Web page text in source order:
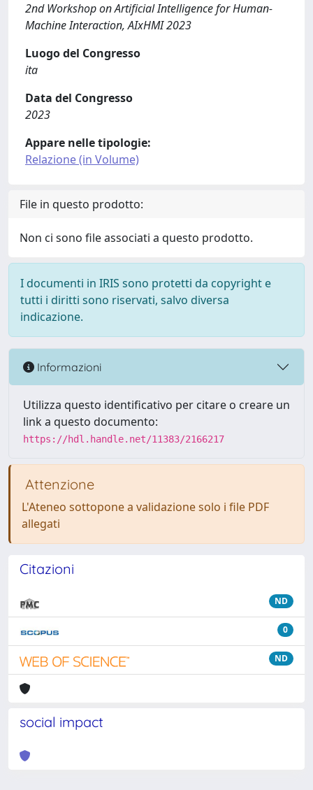
2nd Workshop on Artificial Intelligence for Human-
Machine Interaction, AIxHMI 2023
Luogo del Congresso
ita
Data del Congresso
2023
Appare nelle tipologie:
Relazione (in Volume)
File in questo prodotto:
Non ci sono file associati a questo prodotto.
I documenti in IRIS sono protetti da copyright e
tutti i diritti sono riservati, salvo diversa
indicazione.
Informazioni
Utilizza questo identificativo per citare o creare un
link a questo documento:
https://hdl.handle.net/11383/2166217
Attenzione
L'Ateneo sottopone a validazione solo i file PDF
allegati
Citazioni
ND
0
ND
social impact